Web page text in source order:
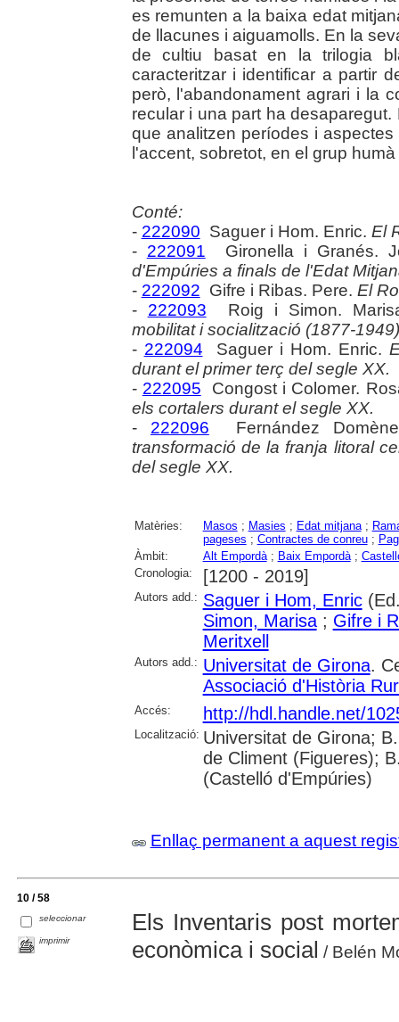
es remunten a la baixa edat
de llacunes i aiguamolls. En la
de cultiu basat en la trilogia
caracteritzar i identificar a partir
però, l'abandonament agrari i la
recular i una part ha
que analitzen períodes i
l'accent, sobretot, en el grup
Conté:
- 222090 Saguer i Hom. Enric. El
- 222091 Gironella i Granés.
d'Empúries a finals de l'Edat
- 222092 Gifre i Ribas. Pere. El
- 222093 Roig i Simon.
mobilitat i socialització (1877-
- 222094 Saguer i Hom. Enric.
durant el primer terç del segle XX.
- 222095 Congost i Colomer.
els cortalers durant el segle XX.
- 222096 Fernández
transformació de la franja litoral
del segle XX.
Matèries: Masos ; Masies ; Edat mitjana;
pageses ; Contractes de conreu;
Àmbit:
Alt Empordà; Baix Empordà;
Cronologia:
[1200 - 2019]
Autors add.: Saguer i Hom, Enric
Simon, Marisa; Gifre i
Meritxell
Autors add.: Universitat de Girona.
Associació d'Història
Accés: http://hdl.handle.net/
Localització: Universitat de Girona;
de Climent (Figueres);
(Castelló d'Empúries)
Enllaç permanent a aquest
10 / 58
seleccionar
imprimir
Els Inventaris post
econòmica i social / Belén